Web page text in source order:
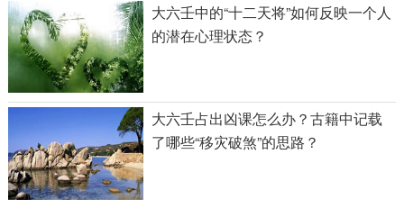
大六壬中的“十二天将”如何反映一个人
的潜在心理状态？
大六壬占出凶课怎么办？古籍中记载
了哪些“移灾破煞”的思路？